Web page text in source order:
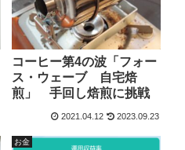
コーヒー第4の波「フォー
ス・ウェーブ 自宅焙
煎」 手回し焙煎に挑戦
2021.04.12 2023.09.23
お金